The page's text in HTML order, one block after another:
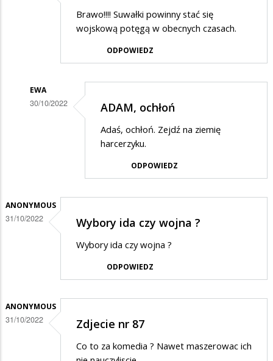
Brawo!!!! Suwałki powinny stać się
wojskową potęgą w obecnych czasach.
ODPOWIEDZ
EWA
30/10/2022
na
ADAM, ochłoń
Adaś, ochłoń. Zejdź na ziemię
harcerzyku.
ODPOWIEDZ
ANONYMOUS
31/10/2022 Wybory ida czy wojna ?
Wybory ida czy wojna ?
ODPOWIEDZ
ANONYMOUS
31/10/2022 Zdjecie nr 87
Co to za komedia ? Nawet maszerowac ich